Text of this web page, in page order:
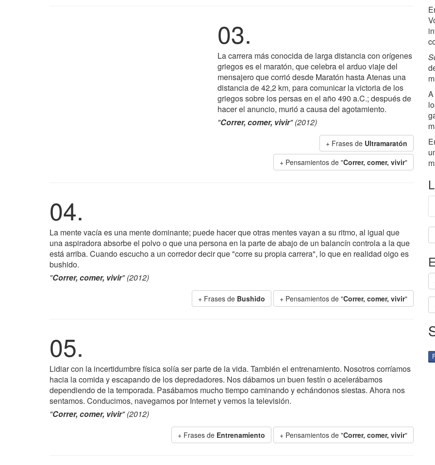
03.
La carrera más conocida de larga distancia con orígenes
griegos es el maratón, que celebra el arduo viaje del
mensajero que corrió desde Maratón hasta Atenas una
distancia de 42,2 km, para comunicar la victoria de los
griegos sobre los persas en el año 490 a.C.; después de
hacer el anuncio, murió a causa del agotamiento.
"Correr, comer, vivir" (2012)
+ Frases de Ultramaratón
+ Pensamientos de "Correr, comer, vivir"
04.
La mente vacía es una mente dominante; puede hacer que otras mentes vayan a su ritmo, al igual que
una aspiradora absorbe el polvo o que una persona en la parte de abajo de un balancín controla a la que
está arriba. Cuando escucho a un corredor decir que "corre su propia carrera", lo que en realidad oigo es
bushido.
"Correr, comer, vivir" (2012)
+ Frases de Bushido + Pensamientos de "Correr, comer, vivir"
05.
Lidiar con la incertidumbre física solía ser parte de la vida. También el entrenamiento. Nosotros corríamos
hacia la comida y escapando de los depredadores. Nos dábamos un buen festín o acelerábamos
dependiendo de la temporada. Pasábamos mucho tiempo caminando y echándonos siestas. Ahora nos
sentamos. Conducimos, navegamos por Internet y vemos la televisión.
"Correr, comer, vivir" (2012)
+ Frases de Entrenamiento + Pensamientos de "Correr, comer, vivir"